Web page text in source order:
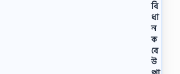
বি
ধা
ন
ক
বে
উ